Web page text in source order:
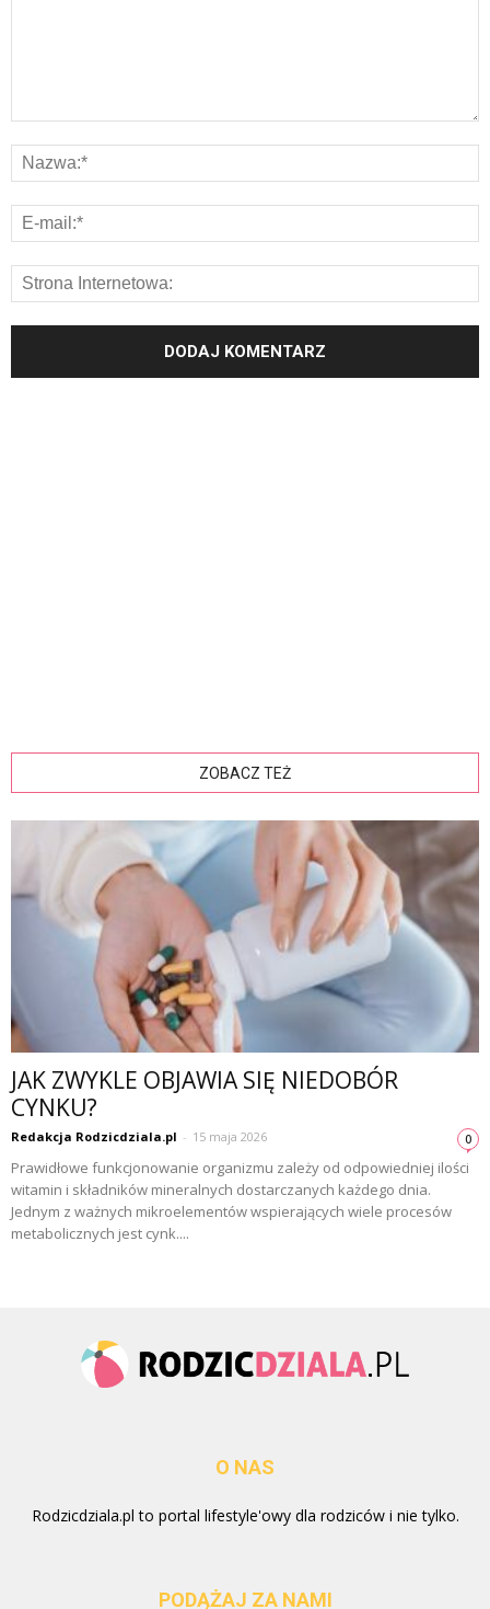
ZOBACZ TEŻ
JAK ZWYKLE OBJAWIA SIĘ NIEDOBÓR
CYNKU?
Redakcja Rodzicdziala.pl - 15 maja 2026 0
Prawidłowe funkcjonowanie organizmu zależy od odpowiedniej ilości
witamin i składników mineralnych dostarczanych każdego dnia.
Jednym z ważnych mikroelementów wspierających wiele procesów
metabolicznych jest cynk....
O NAS
Rodzicdziala.pl to portal lifestyle'owy dla rodziców i nie tylko.
PODĄŻAJ ZA NAMI